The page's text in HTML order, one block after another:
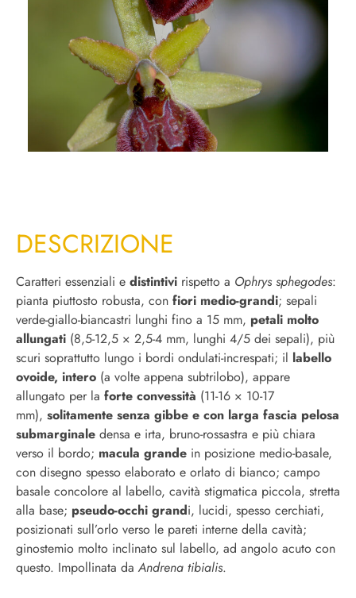
DESCRIZIONE
Caratteri essenziali e distintivi rispetto a Ophrys sphegodes:
pianta piuttosto robusta, con fiori medio-grandi; sepali
verde-giallo-biancastri lunghi fino a 15 mm, petali molto
allungati (8,5-12,5 × 2,5-4 mm, lunghi 4/5 dei sepali), più
scuri soprattutto lungo i bordi ondulati-increspati; il labello
ovoide, intero (a volte appena subtrilobo), appare
allungato per la forte convessità (11-16 × 10-17
mm), solitamente senza gibbe e con larga fascia pelosa
submarginale densa e irta, bruno-rossastra e più chiara
verso il bordo; macula grande in posizione medio-basale,
con disegno spesso elaborato e orlato di bianco; campo
basale concolore al labello, cavità stigmatica piccola, stretta
alla base; pseudo-occhi grandi, lucidi, spesso cerchiati,
posizionati sull’orlo verso le pareti interne della cavità;
ginostemio molto inclinato sul labello, ad angolo acuto con
questo. Impollinata daAndrena tibialis.